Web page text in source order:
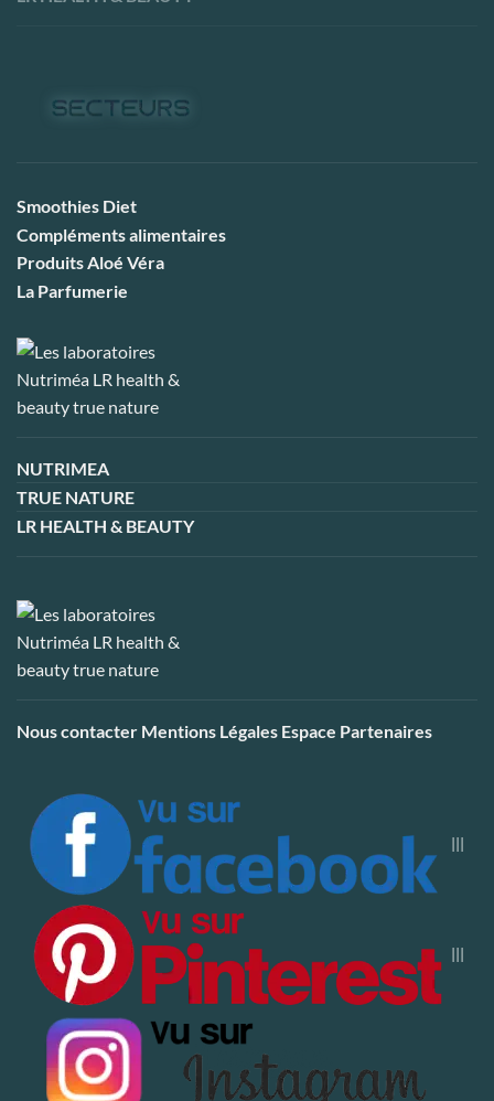
Smoothies Diet
Compléments alimentaires
Produits Aloé Véra
La Parfumerie
NUTRIMEA
TRUE NATURE
LR HEALTH & BEAUTY
Nous contacter Mentions Légales Espace Partenaires
|||
|||